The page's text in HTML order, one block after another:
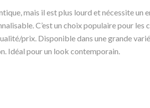
mais il est plus lourd et nécessite un
C’est un choix populaire pour les
prix. Disponible dans une grande
Idéal pour un look contemporain.